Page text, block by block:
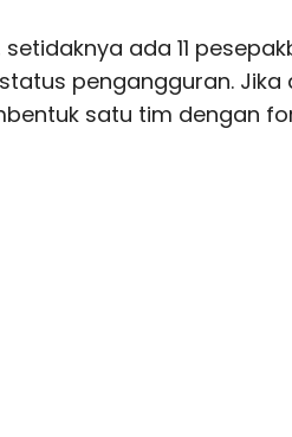
ada 11
pengangguran. Jika
satu tim dengan